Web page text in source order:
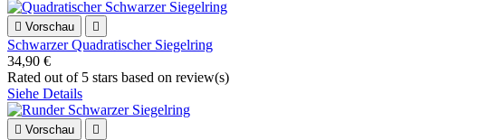
 Vorschau 
Schwarzer Quadratischer Siegelring
34,90 €
Rated out of 5 stars based on review(s)
Siehe Details
 Vorschau 